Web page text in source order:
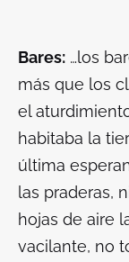
Bares: …los
más que los
el
habitaba la
última
las praderas,
hojas de aire
vacilante, no